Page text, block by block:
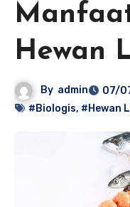
Hewan
By admin
07/
#Biologis, #Hewan